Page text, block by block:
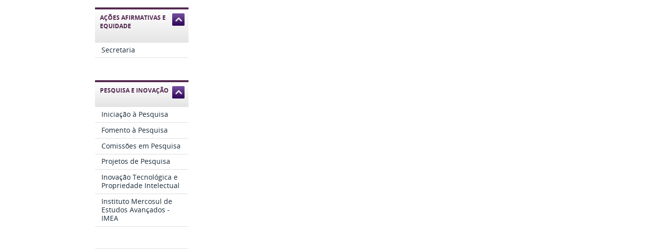
AÇÕES AFIRMATIVAS E
EQUIDADE
Secretaria
PESQUISA E INOVAÇÃO
Iniciação à Pesquisa
Fomento à Pesquisa
Comissões em Pesquisa
Projetos de Pesquisa
Inovação Tecnológica e
Propriedade Intelectual
Instituto Mercosul de
Estudos Avançados -
IMEA